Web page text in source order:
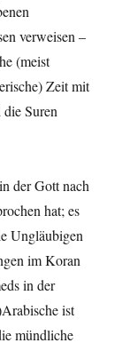
verweisen –
(meist
Zeit mit
Suren
der Gott nach
hat; es
Ungläubigen
im Koran
in der
ist
mündliche